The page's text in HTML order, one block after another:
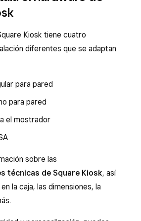
Kiosk tiene cuatro
diferentes que se adaptan
para pared
para pared
el mostrador
sobre las
técnicas de Square Kiosk, así
la caja, las dimensiones, la